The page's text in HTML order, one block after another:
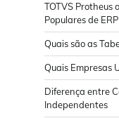
TOTVS Protheus
Populares de ERP
Quais são as
Quais Empresas
Diferença entre
Independentes